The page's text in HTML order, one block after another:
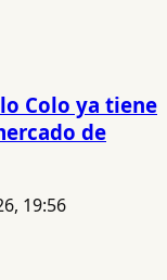
Colo ya tiene
de
19:56